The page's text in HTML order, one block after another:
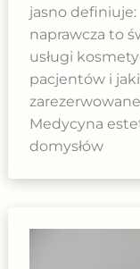
jasno
naprawcza to
usługi
pacjentów i
Medycyna
domysłów